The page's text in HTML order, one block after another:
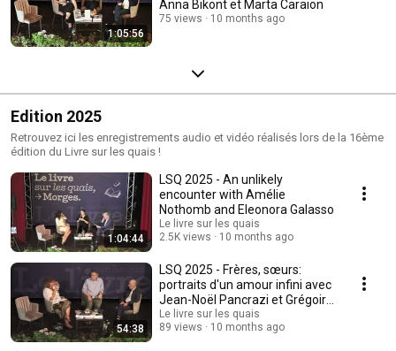
1:05:56
Anna Bikont et Marta Caraion
75 views 10 months ago
Edition 2025
Retrouvez ici les enregistrements audio et vidéo réalisés lors de la 16ème
édition du Livre sur les quais !
1:04:44
LSQ 2025 - An unlikely
encounter with Amélie
Nothomb and Eleonora Galasso
Le livre sur les quais
2.5K views
10 months ago
54:38
LSQ 2025 - Frères, sœurs:
portraits d'un amour infini avec
Jean-Noël Pancrazi et Grégoire
Delacourt
Le livre sur les quais
89 views
10 months ago